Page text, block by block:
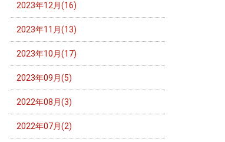
2023年12月(16)
2023年11月(13)
2023年10月(17)
2023年09月(5)
2022年08月(3)
2022年07月(2)